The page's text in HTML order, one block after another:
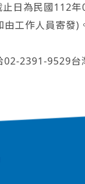
日為民國112
工作人員寄發)
2391-9529台